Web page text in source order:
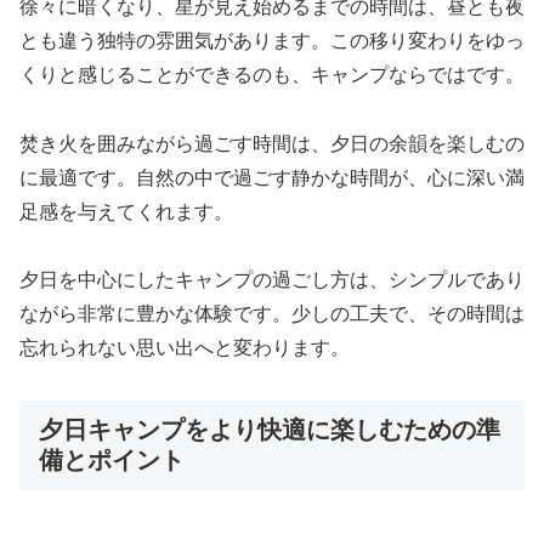
徐々に暗くなり、星が見え始めるまでの時間は、昼とも夜
とも違う独特の雰囲気があります。この移り変わりをゆっ
くりと感じることができるのも、キャンプならではです。
焚き火を囲みながら過ごす時間は、夕日の余韻を楽しむの
に最適です。自然の中で過ごす静かな時間が、心に深い満
足感を与えてくれます。
夕日を中心にしたキャンプの過ごし方は、シンプルであり
ながら非常に豊かな体験です。少しの工夫で、その時間は
忘れられない思い出へと変わります。
夕日キャンプをより快適に楽しむための準
備とポイント